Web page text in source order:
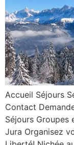
Accueil Séjours
Contact
Séjours Groupes
Jura Organisez